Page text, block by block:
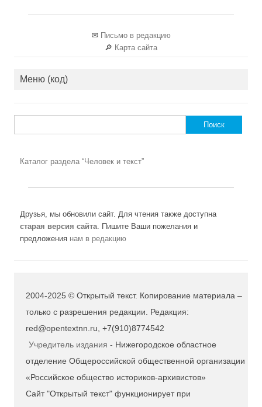
✉ Письмо в редакцию
🔎 Карта сайта
Меню (код)
Каталог раздела “Человек и текст”
Друзья, мы обновили сайт. Для чтения также доступна
старая версия сайта. Пишите Ваши пожелания и
предложения нам в редакцию
2004-2025 © Открытый текст. Копирование материала –
только с разрешения редакции. Редакция:
red@opentextnn.ru, +7(910)8774542
Учредитель издания - Нижегородское областное
отделение Общероссийской общественной организации
«Российское общество историков-архивистов»
Сайт "Открытый текст" функционирует при